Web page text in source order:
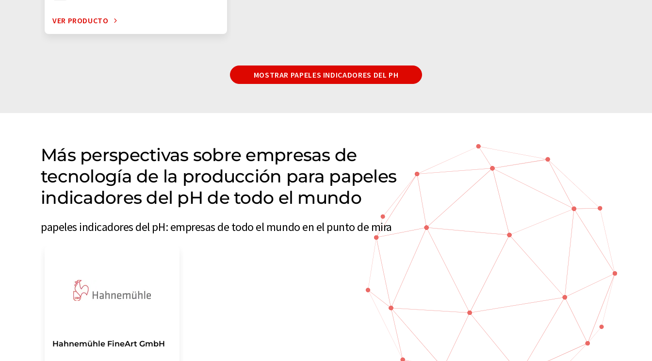
VER PRODUCTO
MOSTRAR PAPELES INDICADORES DEL PH
Más perspectivas sobre empresas de
tecnología de la producción para papeles
indicadores del pH de todo el mundo
papeles indicadores del pH: empresas de todo el mundo en el punto de mira
Hahnemühle FineArt GmbH